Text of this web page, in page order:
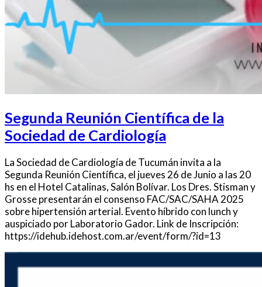
Segunda Reunión Científica de la
Sociedad de Cardiología
La Sociedad de Cardiología de Tucumán invita a la
Segunda Reunión Científica, el jueves 26 de Junio a las 20
hs en el Hotel Catalinas, Salón Bolívar. Los Dres. Stisman y
Grosse presentarán el consenso FAC/SAC/SAHA 2025
sobre hipertensión arterial. Evento híbrido con lunch y
auspiciado por Laboratorio Gador. Link de Inscripción:
https://idehub.idehost.com.ar/event/form/?id=13